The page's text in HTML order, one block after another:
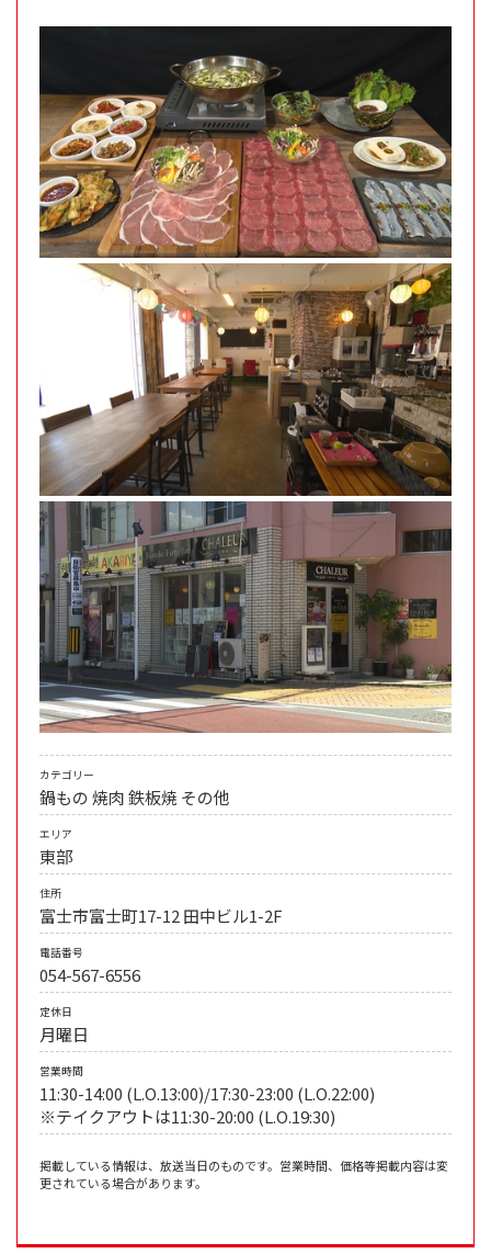
カテゴリー
鍋もの焼肉鉄板焼 その他
エリア
東部
住所
富士市富士町17-12 田中ビル1-2F
電話番号
054-567-6556
定休日
月曜日
営業時間
11:30-14:00 (L.O.13:00)/17:30-23:00 (L.O.22:00)
※テイクアウトは11:30-20:00 (L.O.19:30)
掲載している情報は、放送当日のものです。営業時間、価格等掲載内容は変
更されている場合があります。